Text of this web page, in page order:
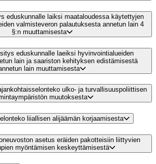
eduskunnalle laiksi maataloudessa käytettyjen
valmisteveron palautuksesta annetun lain 4
§:n muuttamisesta
eduskunnalle laeiksi hyvinvointialueiden
lain ja saariston kehityksen edistämisestä
lain muuttamisesta
ulko- ja turvallisuuspoliittisen
muutoksesta
liiallisen alijäämän korjaamisesta
asetus eräiden pakotteisiin liittyvien
myöntämisen keskeyttämisestä